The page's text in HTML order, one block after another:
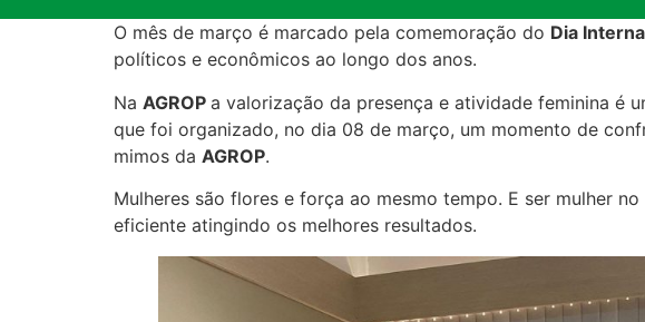
O mês de março é marcado pela comemoração do Dia
políticos e econômicos ao longo dos anos.
Na AGROP a valorização da presença e atividade feminina é
que foi organizado, no dia 08 de março, um momento de
mimos da AGROP.
Mulheres são flores e força ao mesmo tempo. E ser mulher
eficiente atingindo os melhores resultados.